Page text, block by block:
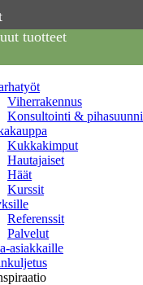
tuotteet
Viherrakennus
Konsultointi &
Kukkakimput
Hautajaiset
Häät
Kurssit
Referenssit
Palvelut
asiakkaille